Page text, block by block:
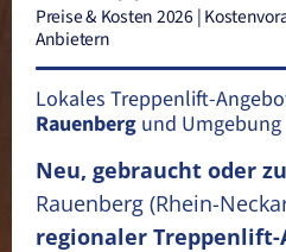
Preise & Kosten 2026 |
Anbietern
Lokales Treppenlift-
Rauenberg und Umgebung
Neu, gebraucht oder
Rauenberg (Rhein-
regionaler